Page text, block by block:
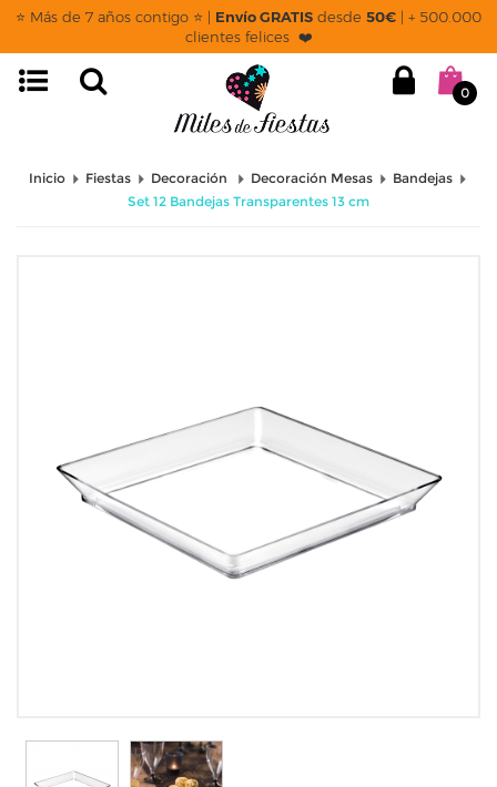
⭐ Más de 7 años contigo ⭐ | Envío GRATIS desde 50€ | + 500.000
clientes felices ❤️
0
Inicio Fiestas Decoración Decoración Mesas
Bandejas
Set 12 Bandejas Transparentes 13 cm